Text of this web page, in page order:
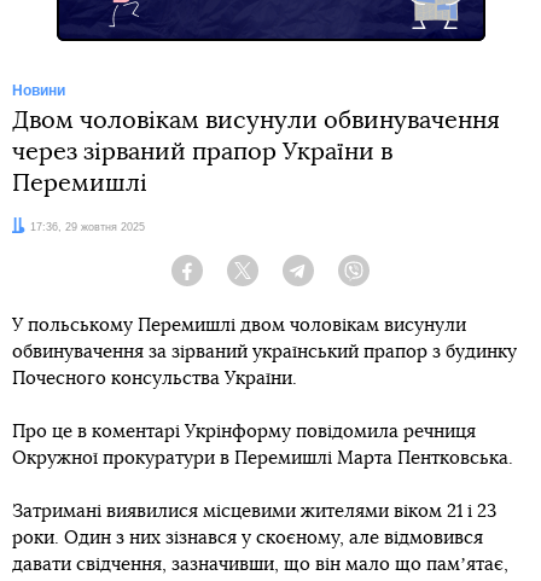
Новини
Двом чоловікам висунули обвинувачення
через зірваний прапор України в
Перемишлі
Дата:17:36, 29 жовтня 2025
Facebook Twitter Telegram
У польському Перемишлі двом чоловікам висунули
обвинувачення за зірваний український прапор з будинку
Почесного консульства України.
Про це в коментарі Укрінформу повідомила речниця
Окружної прокуратури в Перемишлі Марта Пентковська.
Затримані виявилися місцевими жителями віком 21 і 23
роки. Один з них зізнався у скоєному, але відмовився
давати свідчення, зазначивши, що він мало що памʼятає,